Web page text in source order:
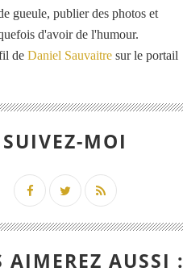
gueule, publier des photos et
d'avoir de l'humour.
de Daniel Sauvaitre sur le portail
SUIVEZ-MOI
AIMEREZ AUSSI :